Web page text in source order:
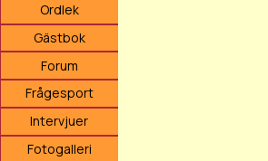
Ordlek
Gästbok
Forum
Frågesport
Intervjuer
Fotogalleri